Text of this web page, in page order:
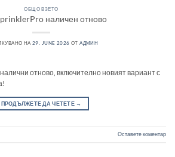
ОБЩО ВЗЕТО
наличен отново
НА29. JUNE 2026 ОТАДМИН
отново, включително новият вариант с
ПРОДЪЛЖЕТЕ ДА ЧЕТЕТЕ →
Оставете коментар